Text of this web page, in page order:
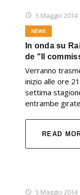
5 Maggio 2014
NEWS
In onda su
de "Il
Verranno
inizio alle ore
settima
entrambe
READ
5 Maggio 2014